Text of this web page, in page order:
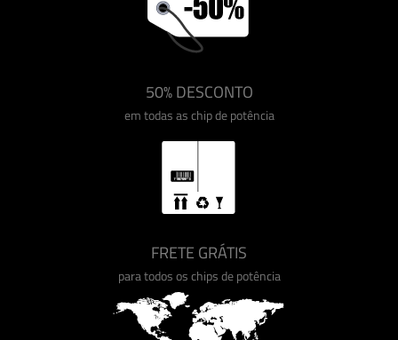
50% DESCONTO
em todas as chip de potência
FRETE GRÁTIS
para todos os chips de potência